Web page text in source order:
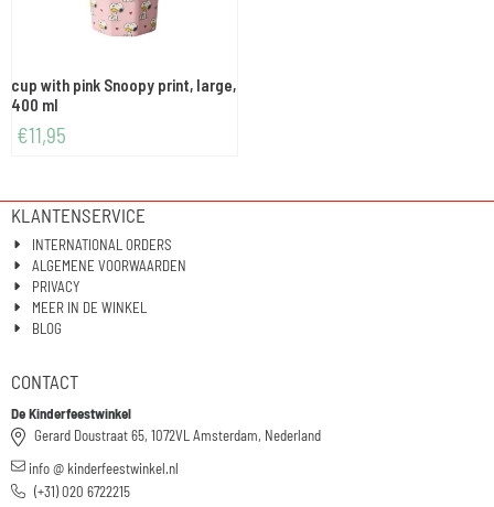
cup with pink Snoopy print, large,
400 ml
€11,95
KLANTENSERVICE
INTERNATIONAL ORDERS
ALGEMENE VOORWAARDEN
PRIVACY
MEER IN DE WINKEL
BLOG
CONTACT
De Kinderfeestwinkel
Gerard Doustraat 65, 1072VL Amsterdam, Nederland
info @ kinderfeestwinkel.nl
(+31) 020 6722215